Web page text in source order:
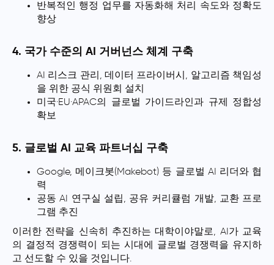
반복적인 행정 업무를 자동화해 처리 속도와 정확도
향상
4. 국가 수준의 AI 거버넌스 체계 구축
AI 리스크 관리, 데이터 프라이버시, 알고리즘 책임성
을 위한 공식 위원회 설치
미국·EU·APAC의 글로벌 가이드라인과 규제 정합성
확보
5. 글로벌 AI 교육 파트너십 구축
Google, 메이크봇(Makebot) 등 글로벌 AI 리더와 협
력
공동 AI 연구실 설립, 공유 커리큘럼 개발, 교환 프로
그램 추진
이러한 전략을 신속히 추진하는 대학이야말로, AI가 교육
의 결정적 경쟁력이 되는 시대에 글로벌 경쟁력을 유지하
고 선도할 수 있을 것입니다.